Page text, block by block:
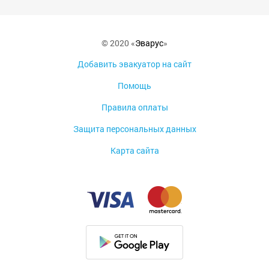
© 2020 «Эварус»
Добавить эвакуатор на сайт
Помощь
Правила оплаты
Защита персональных данных
Карта сайта